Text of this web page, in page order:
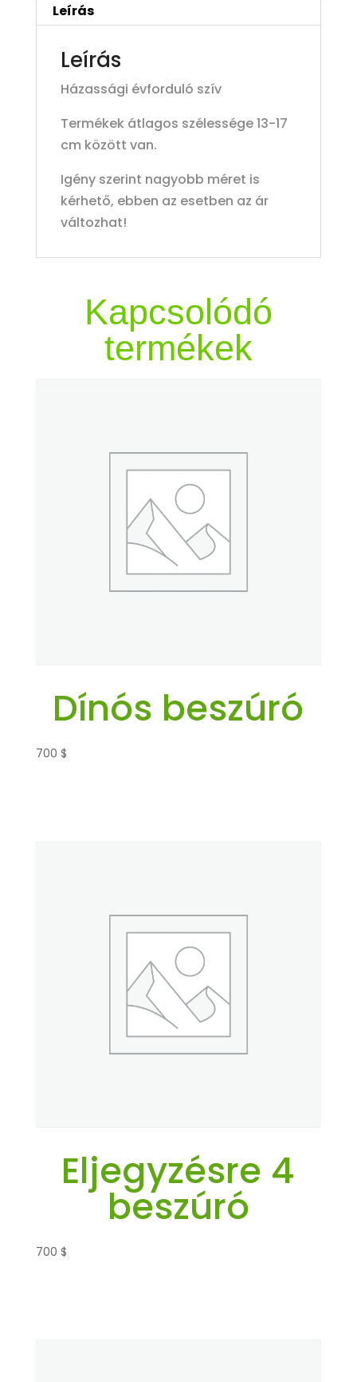
Leírás
Leírás
Házassági évforduló szív
Termékek átlagos szélessége 13-17
cm között van.
Igény szerint nagyobb méret is
kérhető, ebben az esetben az ár
változhat!
Kapcsolódó
termékek
Dínós beszúró
700 $
Eljegyzésre 4
beszúró
700 $